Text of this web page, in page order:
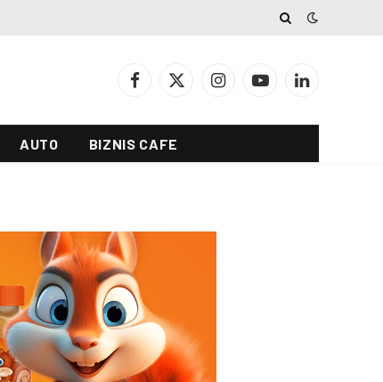
Facebook
X
InstagramYouTubeLinkedIn
AUTO BIZNIS CAFE